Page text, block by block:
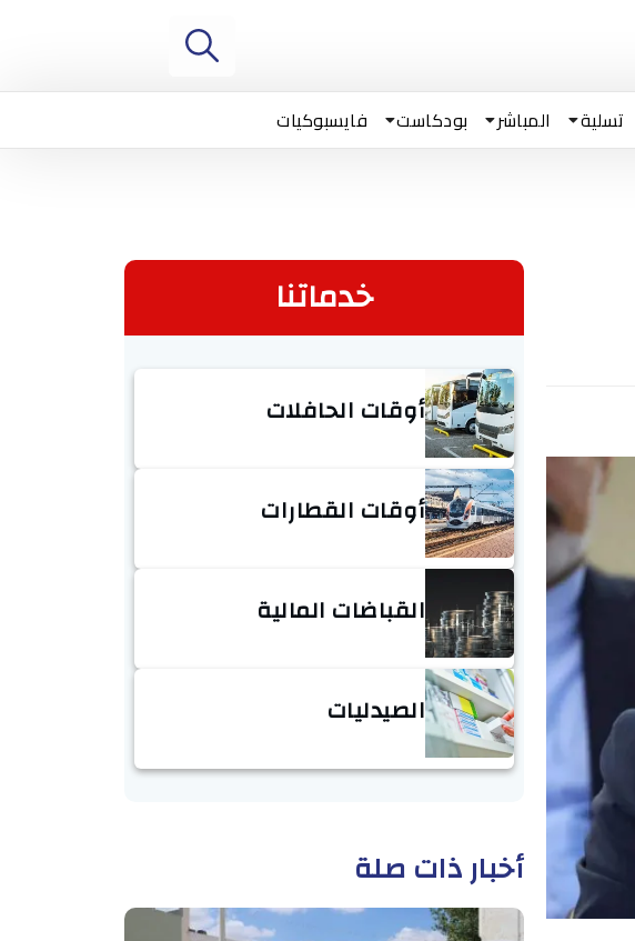
تسلية المباشر بودكاست فايسبوكيات
خدماتنا
أوقات الحافلات
أوقات القطارات
القباضات المالية
الصيدليات
أخبار ذات صلة